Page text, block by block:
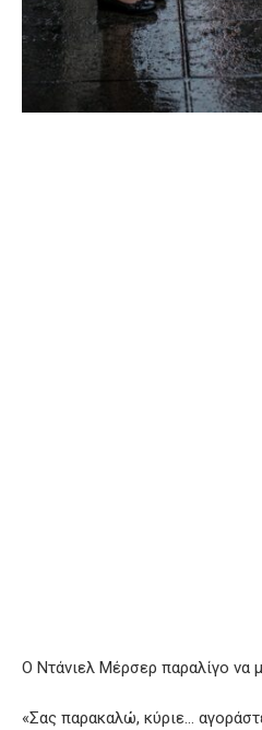
Ο Ντάνιελ Μέρσερ παραλίγο να
«Σας παρακαλώ, κύριε…